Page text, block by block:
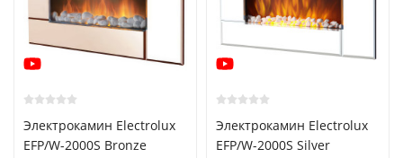
Электрокамин Electrolux
EFP/W-2000S Bronze
Электрокамин Electrolux
EFP/W-2000S Silver